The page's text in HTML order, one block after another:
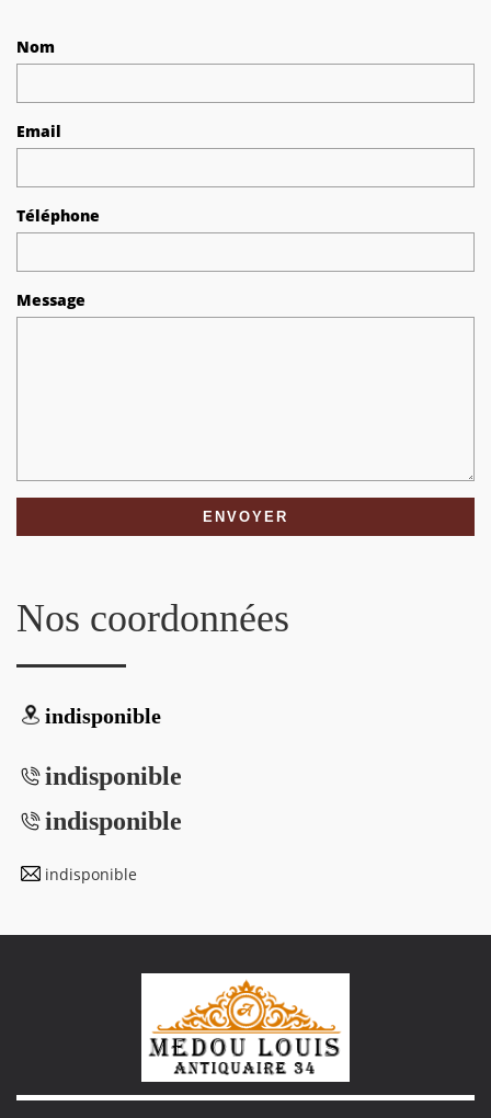
Nom
Email
Téléphone
Message
Nos coordonnées
indisponible
indisponible
indisponible
indisponible